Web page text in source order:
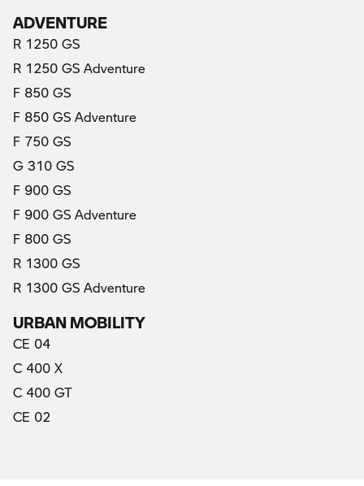
ADVENTURE
R 1250 GS
R 1250 GS Adventure
F 850 GS
F 850 GS Adventure
F 750 GS
G 310 GS
F 900 GS
F 900 GS Adventure
F 800 GS
R 1300 GS
R 1300 GS Adventure
URBAN MOBILITY
CE 04
C 400 X
C 400 GT
CE 02